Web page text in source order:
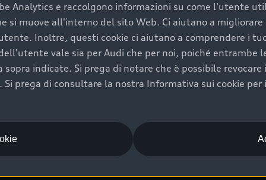
un’auto usata, oltre al prezzo e all'aspetto,
a uno stato migliore del veicolo e a una maggiore
della vettura certifica una manutenzione
conservazione evidenzia cura e attenzione del
Audi che offre l’usato garantito tramite Audi
da garanzia fino a 4 anni per una maggiore
Analytics e raccolgono informazioni su come l'utente
si muove all'interno del sito Web. Ci aiutano a
Inoltre, questi cookie ci aiutano a comprendere i
vale sia per Audi che per noi, poiché entrambe
indicate. Si prega di notare che è possibile
prega di consultare la nostra Informativa sui cookie per